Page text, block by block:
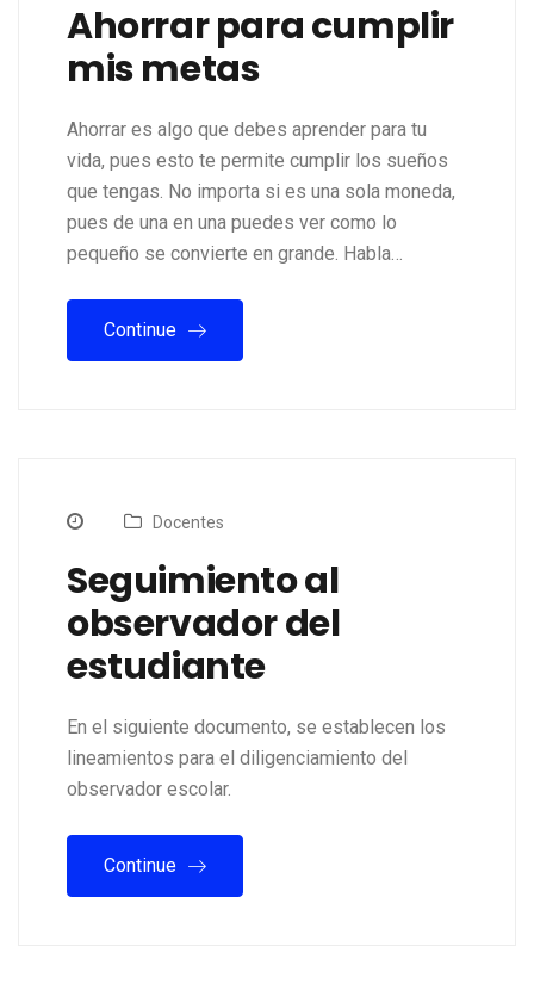
Ahorrar para cumplir
mis metas
Ahorrar es algo que debes aprender para tu
vida, pues esto te permite cumplir los sueños
que tengas. No importa si es una sola moneda,
pues de una en una puedes ver como lo
pequeño se convierte en grande. Habla…
Continue
Docentes
Seguimiento al
observador del
estudiante
En el siguiente documento, se establecen los
lineamientos para el diligenciamiento del
observador escolar.
Continue